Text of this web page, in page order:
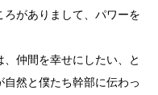
がありまして、パワーを
仲間を幸せにしたい、と
然と僕たち幹部に伝わっ